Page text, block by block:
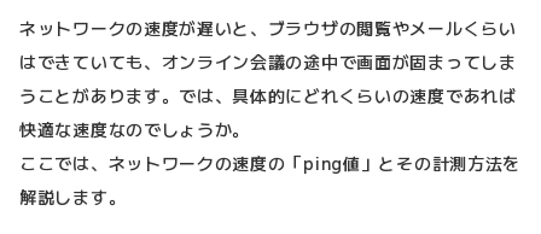
ネットワークの速度が遅いと、ブラウザの閲覧やメールくらい
はできていても、オンライン会議の途中で画面が固まってしま
うことがあります。では、具体的にどれくらいの速度であれば
快適な速度なのでしょうか。
ここでは、ネットワークの速度の「ping値」とその計測方法を
解説します。